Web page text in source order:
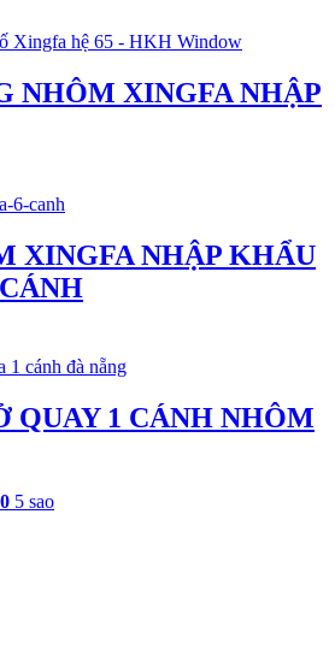
NHÔM XINGFA NHẬP
XINGFA NHẬP KHẨU
QUAY 1 CÁNH NHÔM
5 sao